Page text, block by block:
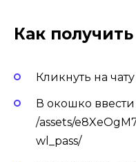
Как
Кликнуть на
В окошко
/assets/
wl_pass/